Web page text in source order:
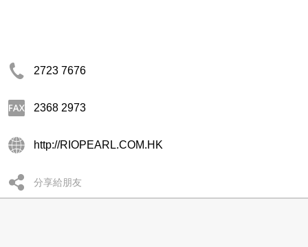
2723 7676
2368 2973
http://RIOPEARL.COM.HK
分享給朋友